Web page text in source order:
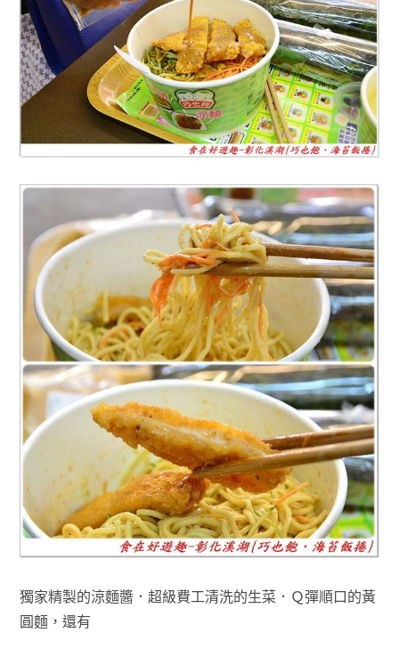
獨家精製的涼麵醬．超級費工清洗的生菜． Ｑ彈順口的黃
圓麵 ，還有